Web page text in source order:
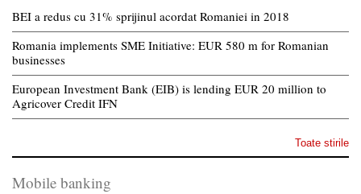
BEI a redus cu 31% sprijinul acordat Romaniei in 2018
Romania implements SME Initiative: EUR 580 m for Romanian
businesses
European Investment Bank (EIB) is lending EUR 20 million to
Agricover Credit IFN
Toate stirile
Mobile banking